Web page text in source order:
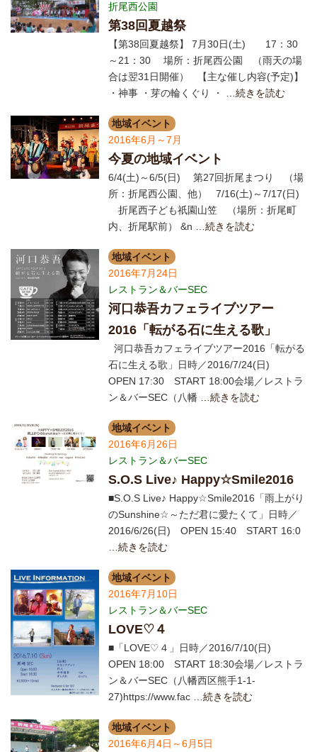
折尾西公園
第38回夏越祭
【第38回夏越祭】 7月30日(土) 17：30
～21：30 場所：折尾西公園 （雨天の場
合は翌31日開催） 【主な催し内容(予定)】
・神事 ・芽の輪くぐり ・
…続きを読む
地域イベント
2016年6月～7月
今夏の地域イベント
6/4(土)～6/5(日) 第27回折尾まつり （場
所：折尾西公園、他） 7/16(土)～7/17(日)
折尾西子ども祇園山笠 （場所：折尾町
内、折尾駅前） &n …続きを読む
地域イベント
2016年7月24日
レストラン＆バーSEC
河口恭吾カフェライブツアー
2016「転がる石に生える歌」
河口恭吾カフェライブツアー2016「転がる
石に生える歌」日時／2016/7/24(日)
OPEN 17:30 START 18:00会場／レストラ
ン＆バーSEC（八幡…続きを読む
地域イベント
2016年6月26日
レストラン＆バーSEC
S.O.S Live♪ Happy☆Smile2016
■S.O.S Live♪ Happy☆Smile2016「雨上がり
のSunshine☆～ただ君に愛たくて」日時／
2016/6/26(日) OPEN 15:40 START 16:0
…続きを読む
地域イベント
2016年7月10日
レストラン＆バーSEC
LOVE♡４
■「LOVE♡４」日時／2016/7/10(日)
OPEN 18:00 START 18:30会場／レストラ
ン＆バーSEC（八幡西区熊手1-1-
27)https://www.fac…続きを読む
地域イベント
2016年6月4日～6月5日